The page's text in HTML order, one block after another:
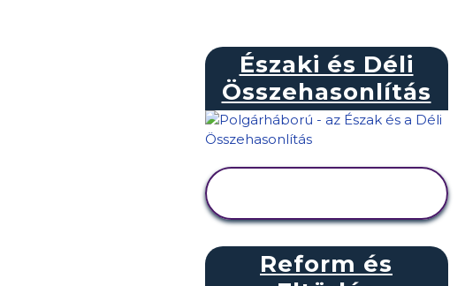
Északi és Déli
Összehasonlítás
Reform és